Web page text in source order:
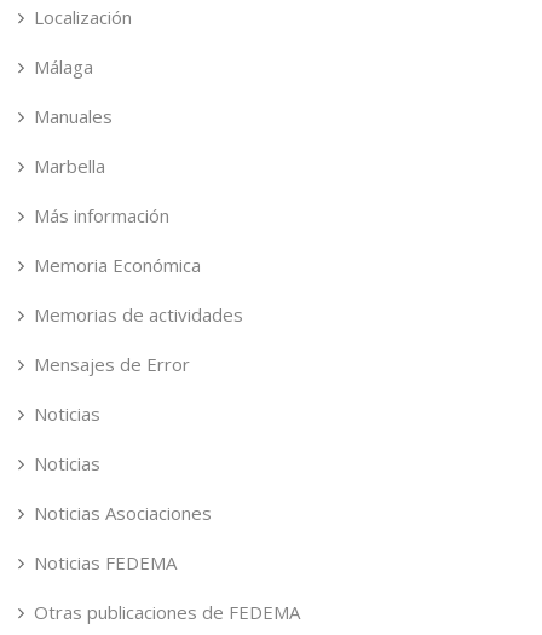
Localización
Málaga
Manuales
Marbella
Más información
Memoria Económica
Memorias de actividades
Mensajes de Error
Noticias
Noticias
Noticias Asociaciones
Noticias FEDEMA
Otras publicaciones de FEDEMA